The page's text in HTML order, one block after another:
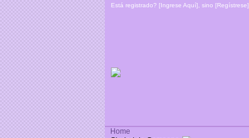
Está registrado? [Ingrese Aquí], sino [Regístrese]
Home